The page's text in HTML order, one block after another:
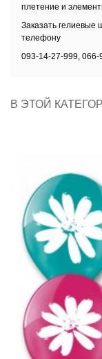
плетение и
Заказать гелиевые
телефону
093-14-27-999,
В ЭТОЙ